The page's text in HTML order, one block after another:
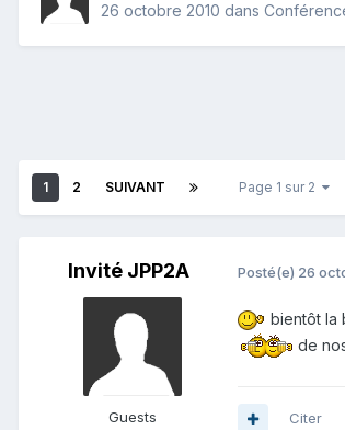
26 octobre 2010 dans
1 2 SUIVANT Page 1 sur 2
Invité JPP2A
Guests
Posté(e) 26
bientôt la
de
Citer